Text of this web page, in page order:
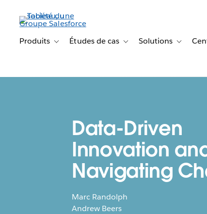
contenu
principalProduits Toggle sub-navigation for Produits
Études de cas Toggle sub-navigation for
Solutions Toggle
Data-Driven
Innovation
Navigating
Marc Randolph
Andrew Beers